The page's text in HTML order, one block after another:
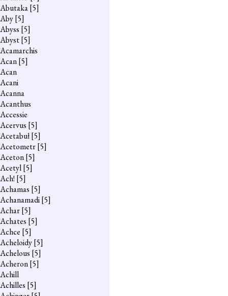
Abutaka[5]
Aby[5]
Abyss [5]
Abyst[5]
Acamarchis
Acan[5]
Acan
Acani
Acanna
Acanthus
Accessie
Acervus [5]
Acetabuł[5]
Acetometr[5]
Aceton[5]
Acetyl[5]
Ach! [5]
Achamas [5]
Achanamadi[5]
Achar[5]
Achates [5]
Achce [5]
Acheloidy[5]
Achelous [5]
Acheron[5]
Achill
Achilles [5]